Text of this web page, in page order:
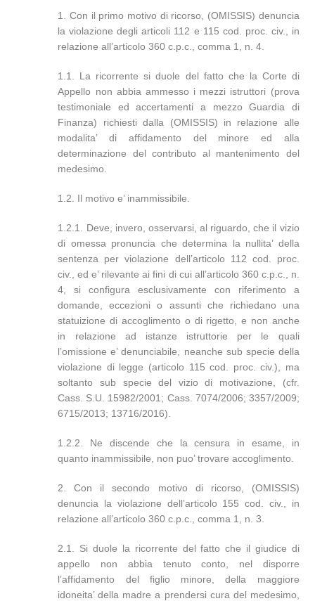
1. Con il primo motivo di ricorso, (OMISSIS) denuncia
la violazione degli articoli 112 e 115 cod. proc. civ., in
relazione all’articolo 360 c.p.c., comma 1, n. 4.
1.1. La ricorrente si duole del fatto che la Corte di
Appello non abbia ammesso i mezzi istruttori (prova
testimoniale ed accertamenti a mezzo Guardia di
Finanza) richiesti dalla (OMISSIS) in relazione alle
modalita’ di affidamento del minore ed alla
determinazione del contributo al mantenimento del
medesimo.
1.2. Il motivo e’ inammissibile.
1.2.1. Deve, invero, osservarsi, al riguardo, che il vizio
di omessa pronuncia che determina la nullita’ della
sentenza per violazione dell’articolo 112 cod. proc.
civ., ed e’ rilevante ai fini di cui all’articolo 360 c.p.c., n.
4, si configura esclusivamente con riferimento a
domande, eccezioni o assunti che richiedano una
statuizione di accoglimento o di rigetto, e non anche
in relazione ad istanze istruttorie per le quali
l’omissione e’ denunciabile, neanche sub specie della
violazione di legge (articolo 115 cod. proc. civ.), ma
soltanto sub specie del vizio di motivazione, (cfr.
Cass. S.U. 15982/2001; Cass. 7074/2006; 3357/2009;
6715/2013; 13716/2016).
1.2.2. Ne discende che la censura in esame, in
quanto inammissibile, non puo’ trovare accoglimento.
2. Con il secondo motivo di ricorso, (OMISSIS)
denuncia la violazione dell’articolo 155 cod. civ., in
relazione all’articolo 360 c.p.c., comma 1, n. 3.
2.1. Si duole la ricorrente del fatto che il giudice di
appello non abbia tenuto conto, nel disporre
l’affidamento del figlio minore, della maggiore
idoneita’ della madre a prendersi cura del medesimo,